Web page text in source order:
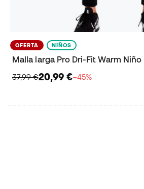
OFERTA NIÑOS
Malla larga Pro Dri-Fit Warm Niño
37,99 €20,99 €−45%